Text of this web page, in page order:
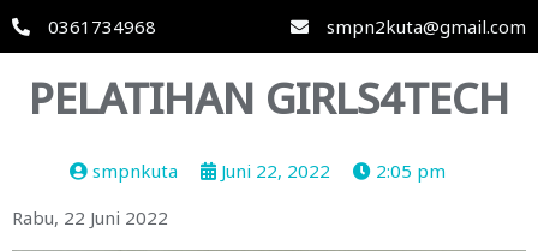
0361734968 smpn2kuta@gmail.com
PELATIHAN GIRLS4TECH
smpnkuta Juni 22, 2022
2:05 pm
Rabu, 22 Juni 2022